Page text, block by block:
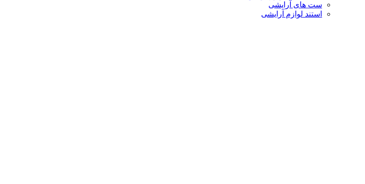
ست های آرایشی
استند لوازم آرایشی